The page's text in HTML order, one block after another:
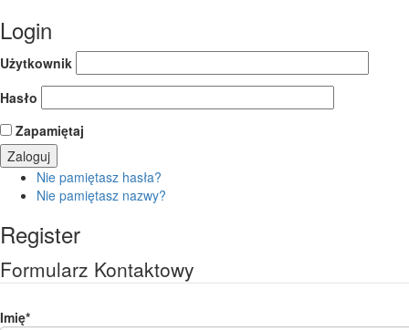
Login
Użytkownik
Hasło
Zapamiętaj
Nie pamiętasz hasła?
Nie pamiętasz nazwy?
Register
Formularz Kontaktowy
Imię*